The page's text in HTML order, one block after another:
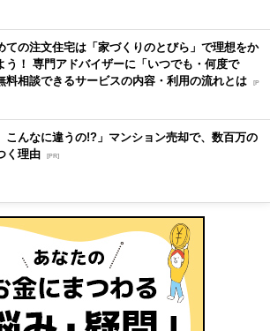
ての注文住宅は「家づくりのとびら」で理想をか
う！ 専門アドバイザーに「いつでも・何度で
料相談できるサービスの内容・利用の流れとは [P
こんなに違うの!?」マンション売却で、数百万の
く理由 [PR]